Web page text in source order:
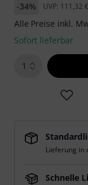
-34% UVP: 111,32 €
Alle Preise inkl.
Sofort lieferbar
1
Lieferung in
Schnelle